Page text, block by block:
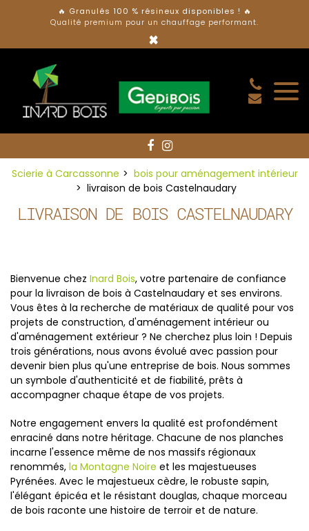
🔥 Granulés 100 % résineux disponibles ! 🔥
Qualité premium pour un chauffage performant.
×
Scierie à Carcassonne
bois pour aménagement intérieur
livraison de bois Castelnaudary
LIVRAISON DE BOIS CASTELNAUDARY
Bienvenue chez Inard Bois, votre partenaire de confiance
pour la livraison de bois à Castelnaudary et ses environs.
Vous êtes à la recherche de matériaux de qualité pour vos
projets de construction, d'aménagement intérieur ou
d'aménagement extérieur ? Ne cherchez plus loin ! Depuis
trois générations, nous avons évolué avec passion pour
devenir bien plus qu'une entreprise de bois. Nous sommes
un symbole d'authenticité et de fiabilité, prêts à
accompagner chaque étape de vos projets.
Notre engagement envers la qualité est profondément
enraciné dans notre héritage. Chacune de nos planches
incarne l'essence même de nos massifs régionaux
renommés, la Montagne Noire et les majestueuses
Pyrénées. Avec le majestueux cèdre, le robuste sapin,
l'élégant épicéa et le résistant douglas, chaque morceau
de bois raconte une histoire de terroir et de nature.
Panneau de gestion des cookies